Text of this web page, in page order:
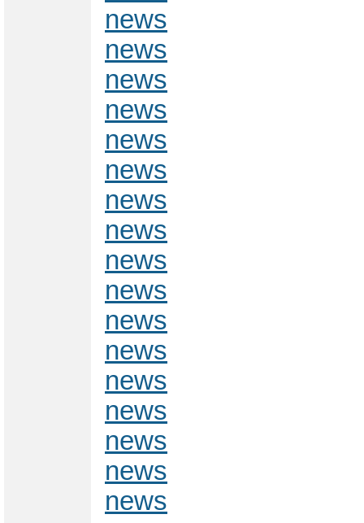
news
news
news
news
news
news
news
news
news
news
news
news
news
news
news
news
news